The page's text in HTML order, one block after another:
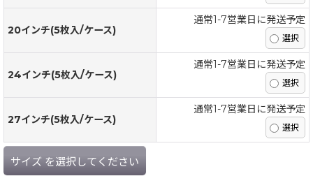
20インチ(5枚入/ケース)
通常1-7営業日に発送予定
24インチ(5枚入/ケース)
通常1-7営業日に発送予定
27インチ(5枚入/ケース)
通常1-7営業日に発送予定
サイズ を選択してください